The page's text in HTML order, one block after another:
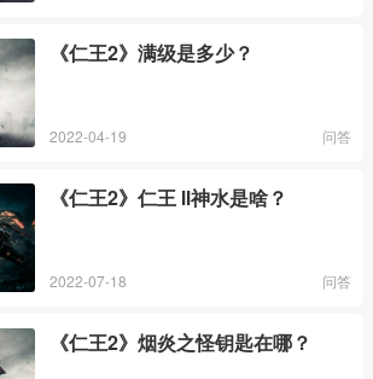
《仁王2》满级是多少？
2022-04-19 问答
《仁王2》仁王 Ⅱ神水是啥？
2022-07-18 问答
《仁王2》烟炎之怪钥匙在哪？